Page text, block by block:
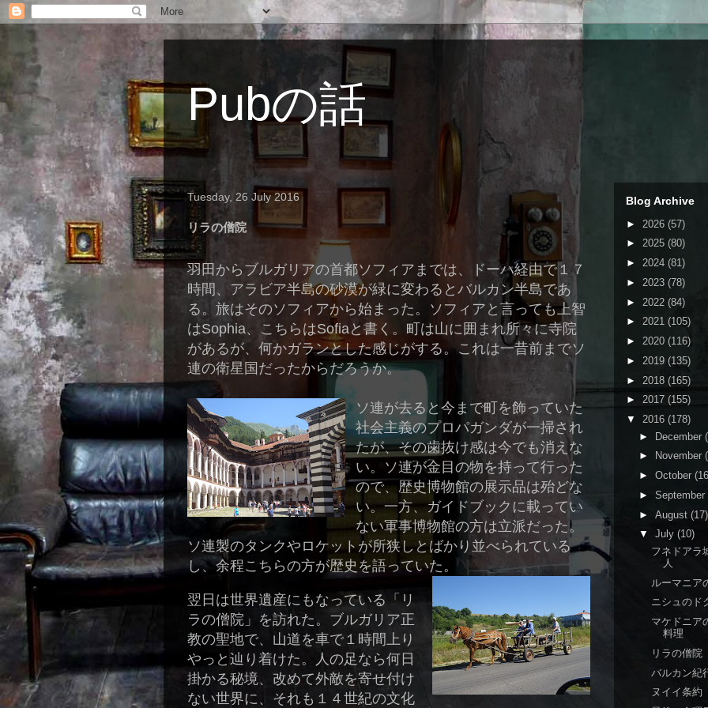
Pubの話
Tuesday, 26 July 2016
リラの僧院
羽田からブルガリアの首都ソフィアまでは、ドーハ経由で１７
時間、アラビア半島の砂漠が緑に変わるとバルカン半島であ
る。旅はそのソフィアから始まった。ソフィアと言っても上智
はSophia、こちらはSofiaと書く 。町は山に囲まれ所々に寺院
があるが、何かガランとした感じがする。これは一昔前までソ
連の衛星国だったからだろうか。
ソ連が去ると今まで町を飾っていた
社会主義のプロパガンダが一掃され
たが、その歯抜け感は今でも消えな
い。ソ連が金目の物を持って行った
ので、歴史博物館の展示品は殆どな
い。一方、ガイドブックに載ってい
ない軍事博物館の方は立派だった。
ソ連製のタンクやロケットが所狭しとばかり並べられている
し、余程こちらの方が歴史を語っていた。
翌日は世界遺産にもなっている「リ
ラの僧院」を訪れた。ブルガリア正
教の聖地で、山道を車で１時間上り
やっと辿り着けた。人の足なら何日
掛かる秘境、改めて外敵を寄せ付け
ない世界に、それも１４世紀の文化
Blog Archive
► 2026 (57)
► 2025 (80)
► 2024 (81)
► 2023 (78)
► 2022 (84)
► 2021 (105)
► 2020 (116)
► 2019 (135)
► 2018 (165)
► 2017 (155)
▼ 2016 (178)
► December
►
November
► October
► September
► August (17)
▼ July (10)
フネドアラ
人
ルーマニア
ニシュのド
マケドニア
料理
リラの僧院
バルカン紀
ヌイイ条約